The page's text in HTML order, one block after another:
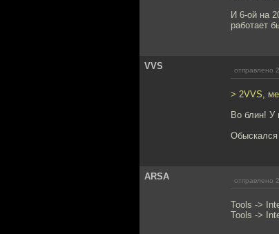
И 6-ой на
работает
VVS отправлено
> 2VVS,
Во блин! У
Обыскался
ARSA отправлено
Tools ->
Tools ->